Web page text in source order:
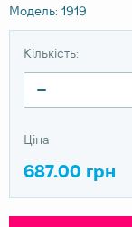
Модель: 1919
Кількість:
Ціна
687.00 грн